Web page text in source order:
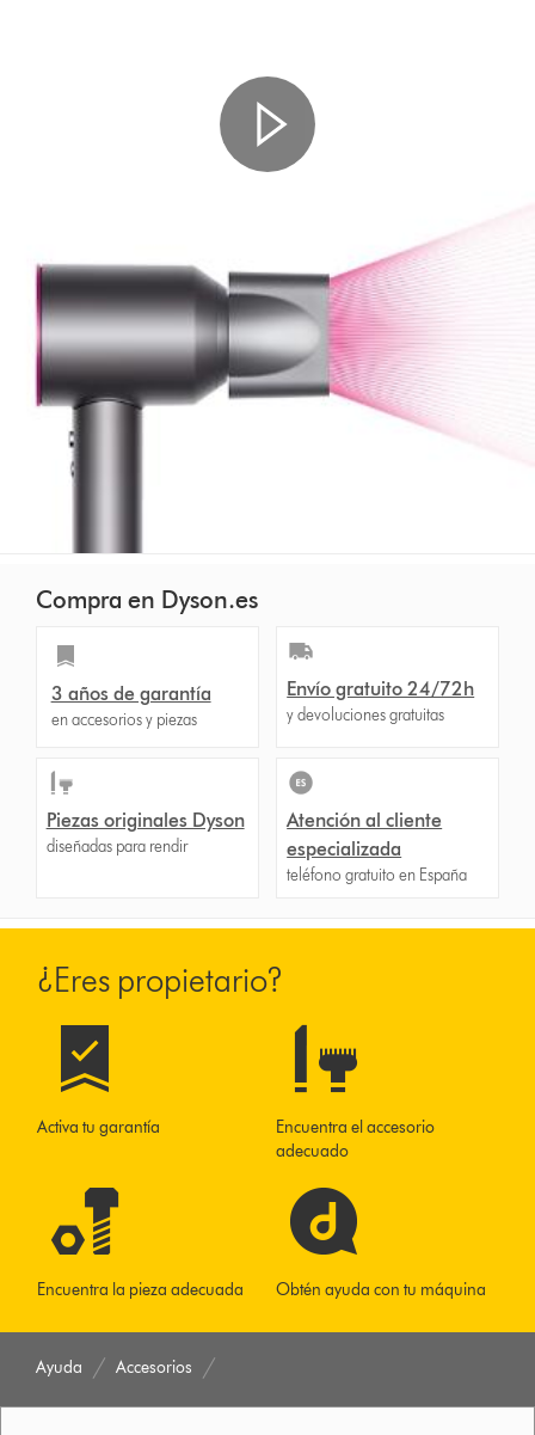
Compra en Dyson.es
3 años de garantía
en accesorios y piezas
Envío gratuito 24/72h
y devoluciones gratuitas
Piezas originales Dyson
diseñadas para rendir
Atención al cliente
especializada
teléfono gratuito en España
¿Eres propietario?
Activa tu garantía
Encuentra el accesorio
adecuado
Encuentra la pieza adecuada Obtén ayuda con tu máquina
Ayuda Accesorios